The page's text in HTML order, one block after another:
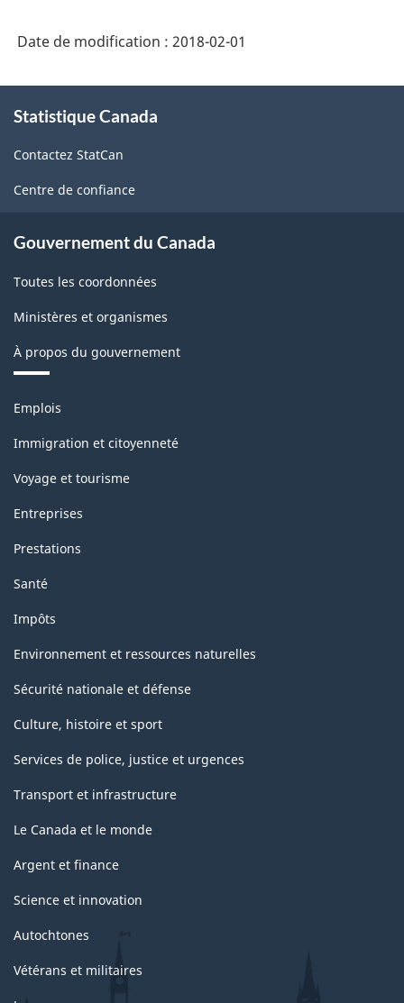
2012
1.0
-
Comptes
d'importation
d'exportation
-
Structure
la
classification
Date de modification : 2018-02-01
propos
ce
site
Statistique Canada
Contactez StatCan
Centre de confiance
Gouvernement du Canada
Toutes les coordonnées
Ministères et organismes
À propos du gouvernement
Thèmes
sujets
Emplois
Immigration et citoyenneté
Voyage et tourisme
Entreprises
Prestations
Santé
Impôts
Environnement et ressources naturelles
Sécurité nationale et défense
Culture, histoire et sport
Services de police, justice et urgences
Transport et infrastructure
Le Canada et le monde
Argent et finance
Science et innovation
Autochtones
Vétérans et militaires